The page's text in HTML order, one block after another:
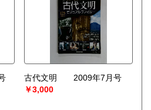
古代文明 2009年7月号
￥3,000